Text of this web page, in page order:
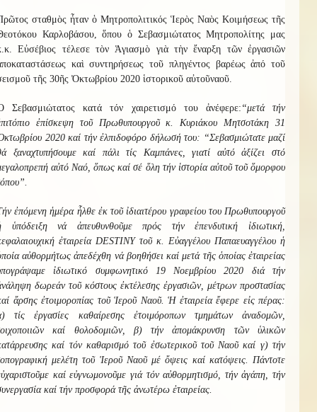
σταθμὸς ἦταν ὁ Μητροπολιτικός Ἱερὸς Ναὸς Κοιμήσεως τῆς
υ Καρλοβάσου, ὅπου ὁ Σεβασμιώτατος Μητροπολίτης μας
Εὐσέβιος τέλεσε τὸν Ἁγιασμὸ γιὰ τὴν ἔναρξη τῶν ἐργασιῶν
καὶ συντηρήσεως τοῦ πληγέντος βαρέως ἀπό τοῦ
τῆς 30ῆς Ὀκτωβρίου 2020 ἱστορικοῦ αὐτοῦναοῦ.
Σεβασμιώτατος κατά τόν χαιρετισμό του ἀνέφερε: “μετά τήν
ἐπίσκεψη τοῦ Πρωθυπουργοῦ κ. Κυριάκου Μητσοτάκη 31
2020 καί τήν ἐλπιδοφόρο δήλωσή του: “Σεβασμιώτατε μαζί
ξαναχτυπήσουμε καί πάλι τίς Καμπάνες, γιατί αὐτό ἀξίζει στό
αὐτό Ναό, ὅπως καί σέ ὅλη τήν ἱστορία αὐτοῦ τοῦ ὅμορφου
ἐπόμενη ἡμέρα ἧλθε ἐκ τοῦ ἰδιαιτέρου γραφείου του Πρωθυπουργοῦ
ὑπόδειξη νά ἀπευθυνθοῦμε πρός τήν ἐπενδυτική ἰδιωτική,
ἐταιρεία DESTINY τοῦ κ. Εὐαγγέλου Παπαευαγγέλου ἡ
αὐθορμήτως ἀπεδέχθη νά βοηθήσει καί μετά τῆς ὁποίας ἐταιρείας
ἰδιωτικό συμφωνητικό 19 Νοεμβρίου 2020 διά τήν
δωρεάν τοῦ κόστους ἐκτέλεσης ἐργασιῶν, μέτρων προστασίας
ἄρσης ἐτοιμοροπίας τοῦ Ἱεροῦ Ναοῦ. Ἡ ἐταιρεία ἔφερε εἰς πέρας:
τίς ἐργασίες καθαίρεσης ἐτοιμόροπων τμημάτων ἀναδομῶν,
καί θολοδομιῶν, β) τήν ἀπομάκρυνση τῶν ὑλικῶν
καί τόν καθαρισμό τοῦ ἐσωτερικοῦ τοῦ Ναοῦ καί γ) τήν
μελέτη τοῦ Ἱεροῦ Ναοῦ μέ ὄψεις καί κατόψεις. Πάντοτε
καί εὐγνωμονοῦμε γιά τόν αὐθορμητισμό, τήν ἀγάπη, τήν
καί τήν προσφορά τῆς ἀνωτέρω ἐταιρείας.